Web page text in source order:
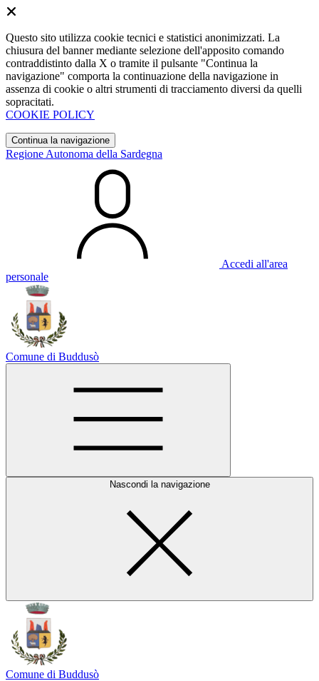
Questo sito utilizza cookie tecnici e statistici anonimizzati. La
chiusura del banner mediante selezione dell'apposito comando
contraddistinto dalla X o tramite il pulsante "Continua la
navigazione" comporta la continuazione della navigazione in
assenza di cookie o altri strumenti di tracciamento diversi da quelli
sopracitati.
COOKIE POLICY
Continua la navigazione
Regione Autonoma della Sardegna
Accedi all'area
personale
Comune di Buddusò
Nascondi la navigazione
Comune di Buddusò